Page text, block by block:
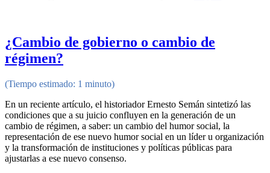
¿Cambio de gobierno o cambio de
régimen?
(Tiempo estimado: 1 minuto)
En un reciente artículo, el historiador Ernesto Semán sintetizó las
condiciones que a su juicio confluyen en la generación de un
cambio de régimen, a saber: un cambio del humor social, la
representación de ese nuevo humor social en un líder u organización
y la transformación de instituciones y políticas públicas para
ajustarlas a ese nuevo consenso.